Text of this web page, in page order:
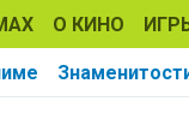
О КИНО